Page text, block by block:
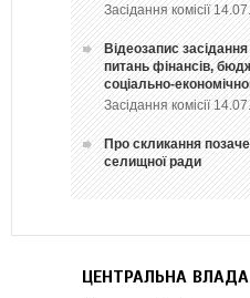
Засідання комісії
Відеозапис засідання
питань фінансів,
соціально-
Засідання комісії
Про скликання
селищної ради
ЦЕНТРАЛЬНА ВЛАДА